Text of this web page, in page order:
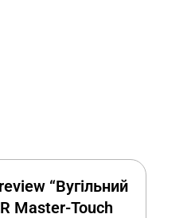
“Вугільний
Master-Touch